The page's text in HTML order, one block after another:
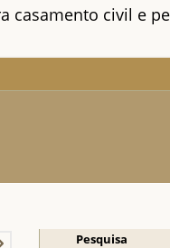
casamento civil e
Pesquisa